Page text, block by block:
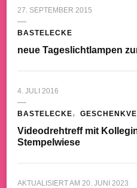
27. SEPTEMBER 2015
BASTELECKE
neue Tageslichtlampen
4. JULI 2016
BASTELECKE
Videodrehtreff mit
Stempelwiese
AKTUALISIERT AM 20. JUNI 2023